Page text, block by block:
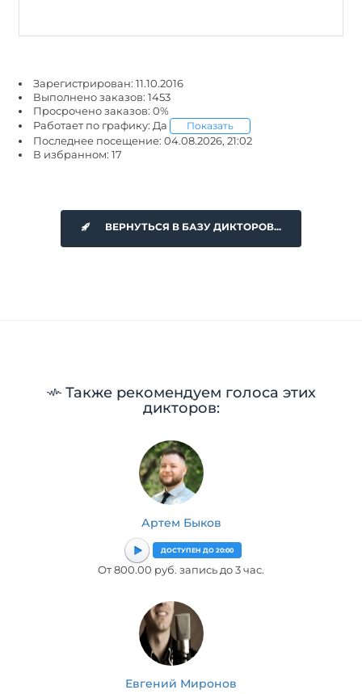
Зарегистрирован: 11.10.2016
Выполнено заказов: 1453
Просрочено заказов: 0%
Работает по графику: Да
Показать
Последнее посещение: 04.08.2026, 21:02
В избранном: 17
ВЕРНУТЬСЯ В БАЗУ ДИКТОРОВ...
Также рекомендуем голоса этих
дикторов:
Артем Быков
ДОСТУПЕН ДО 20:00
От 800.00 руб. запись до 3 час.
Евгений Миронов